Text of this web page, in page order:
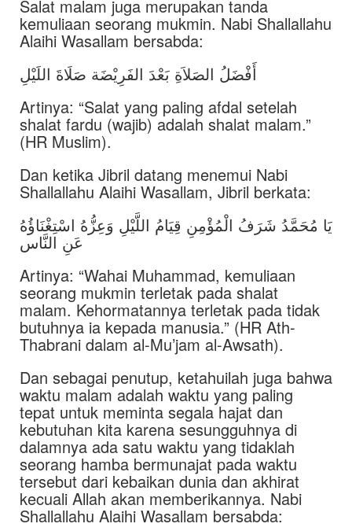
Salat malam juga merupakan tanda
kemuliaan seorang mukmin. Nabi Shallallahu
Alaihi Wasallam bersabda:
أَفْضَلُ الصَلاَةِ بَعْدَ الفَرِيْضَة صَلَاةَ اللَيْلِ
Artinya: “Salat yang paling afdal setelah
shalat fardu (wajib) adalah shalat malam.”
(HR Muslim).
Dan ketika Jibril datang menemui Nabi
Shallallahu Alaihi Wasallam, Jibril berkata:
يَا مُحَمَّدُ شَرَفُ الْمُؤْمِنِ قِيَامُ اللَّيْلِ وَعِزُّهُ اسْتِغْنَاؤُهُ
عَنِ النَّاس
Artinya: “Wahai Muhammad, kemuliaan
seorang mukmin terletak pada shalat
malam. Kehormatannya terletak pada tidak
butuhnya ia kepada manusia.” (HR Ath-
Thabrani dalam al-Mu’jam al-Awsath).
Dan sebagai penutup, ketahuilah juga bahwa
waktu malam adalah waktu yang paling
tepat untuk meminta segala hajat dan
kebutuhan kita karena sesungguhnya di
dalamnya ada satu waktu yang tidaklah
seorang hamba bermunajat pada waktu
tersebut dari kebaikan dunia dan akhirat
kecuali Allah akan memberikannya. Nabi
Shallallahu Alaihi Wasallam bersabda: